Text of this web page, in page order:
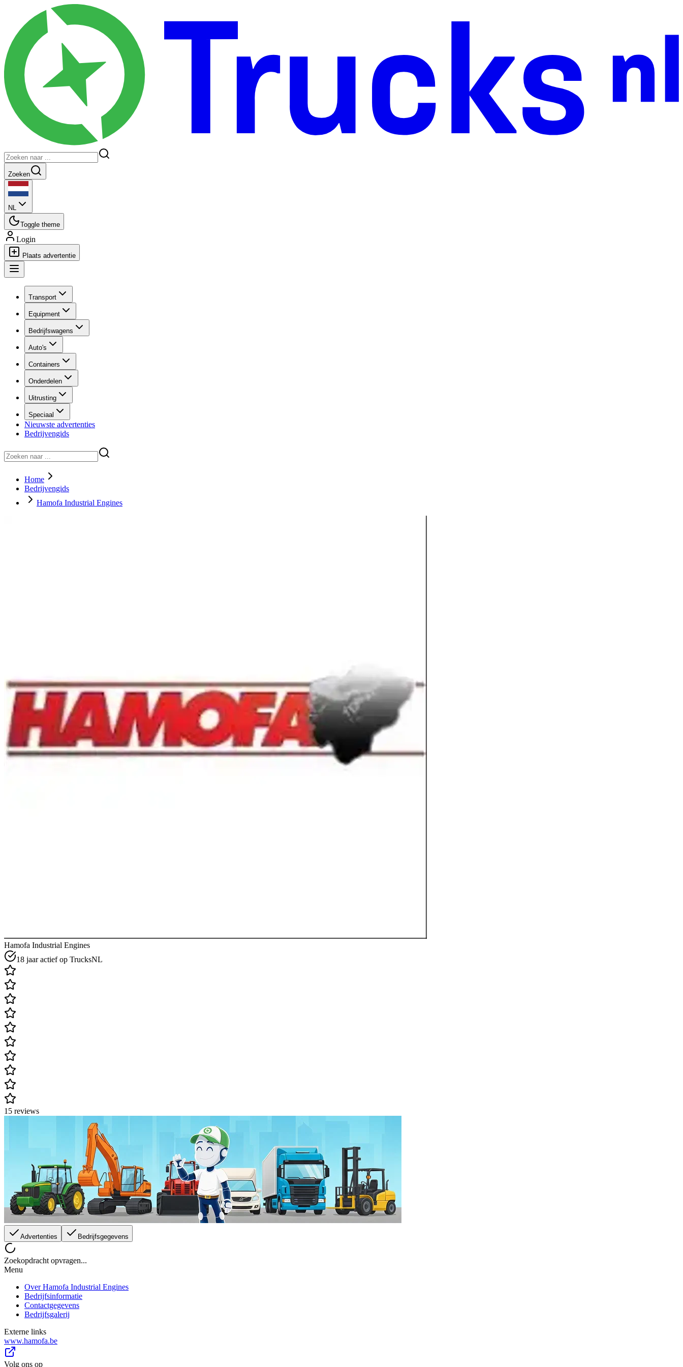
Zoeken
NL
Toggle theme
Login
Plaats advertentie
Transport
Equipment
Bedrijfswagens
Auto's
Containers
Onderdelen
Uitrusting
Speciaal
Nieuwste advertenties
Bedrijvengids
Home
Bedrijvengids
Hamofa Industrial Engines
Hamofa Industrial Engines
18 jaar actief op TrucksNL
15 reviews
Advertenties Bedrijfsgegevens
Zoekopdracht opvragen...
Menu
Over Hamofa Industrial Engines
Bedrijfsinformatie
Contactgegevens
Bedrijfsgalerij
Externe links
www.hamofa.be
Volg ons op